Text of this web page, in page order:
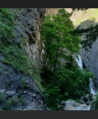
Open Day
Ciak in TOur!
Contatti Privacy Cookie
2022
2023
FILTRA